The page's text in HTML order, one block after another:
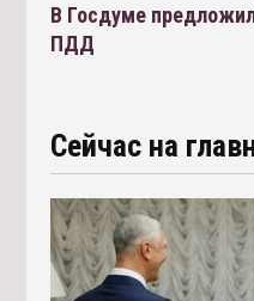
В Госдуме
ПДД
Сейчас на